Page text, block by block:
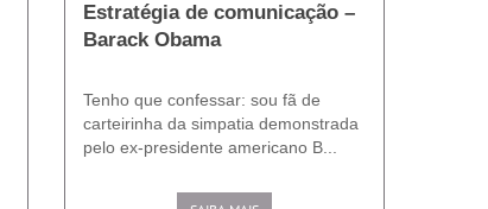
Estratégia de comunicação –
Barack Obama
Tenho que confessar: sou fã de
carteirinha da simpatia demonstrada
pelo ex-presidente americano B...